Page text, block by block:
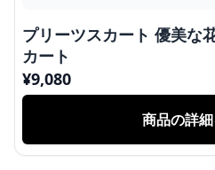
プリーツスカート 優美な
カート
¥9,080
商品の詳